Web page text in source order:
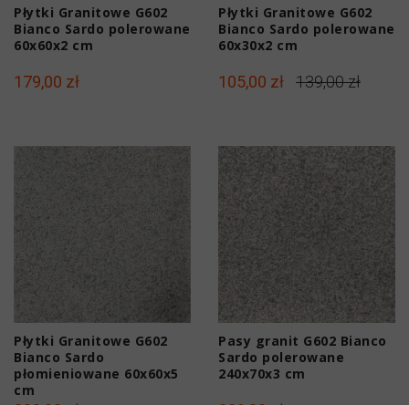
Płytki Granitowe G602
Bianco Sardo polerowane
60x60x2 cm
179,00 zł
Płytki Granitowe G602
Bianco Sardo polerowane
60x30x2 cm
105,00 zł 139,00 zł
Płytki Granitowe G602
Bianco Sardo
płomieniowane 60x60x5
cm
Pasy granit G602 Bianco
Sardo polerowane
240x70x3 cm